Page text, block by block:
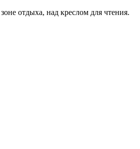
отдыха, над креслом для чтения.